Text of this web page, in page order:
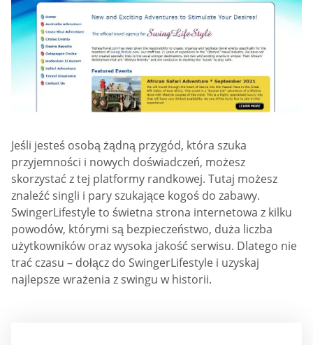
Jeśli jesteś osobą żądną przygód, która szuka
przyjemności i nowych doświadczeń, możesz
skorzystać z tej platformy randkowej. Tutaj możesz
znaleźć singli i pary szukające kogoś do zabawy.
SwingerLifestyle to świetna strona internetowa z kilku
powodów, którymi są bezpieczeństwo, duża liczba
użytkowników oraz wysoka jakość serwisu. Dlatego nie
trać czasu – dołącz do SwingerLifestyle i uzyskaj
najlepsze wrażenia z swingu w historii.